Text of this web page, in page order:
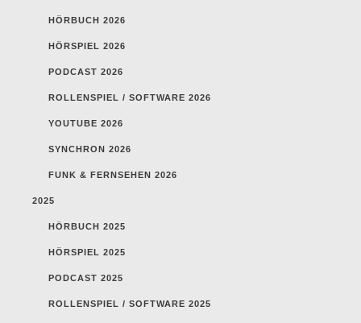
HÖRBUCH 2026
HÖRSPIEL 2026
PODCAST 2026
ROLLENSPIEL / SOFTWARE 2026
YOUTUBE 2026
SYNCHRON 2026
FUNK & FERNSEHEN 2026
2025
HÖRBUCH 2025
HÖRSPIEL 2025
PODCAST 2025
ROLLENSPIEL / SOFTWARE 2025